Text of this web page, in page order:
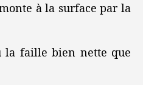
à la surface par la
la faille bien nette que